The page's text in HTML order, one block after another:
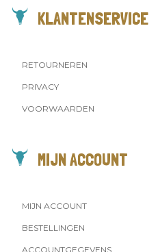
KLANTENSERVICE
RETOURNEREN
PRIVACY
VOORWAARDEN
MIJN ACCOUNT
MIJN ACCOUNT
BESTELLINGEN
ACCOUNTGEGEVENS